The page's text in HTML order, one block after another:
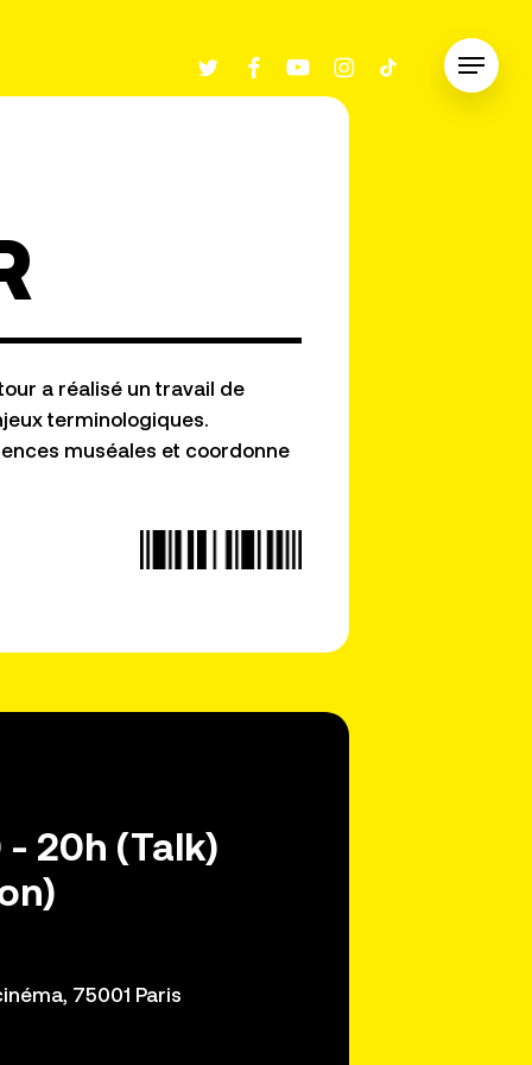
twitterfacebookyoutubeinstagram
tiktok Menu
a réalisé un travail de
terminologiques.
muséales et coordonne
- 20h (Talk)
75001 Paris